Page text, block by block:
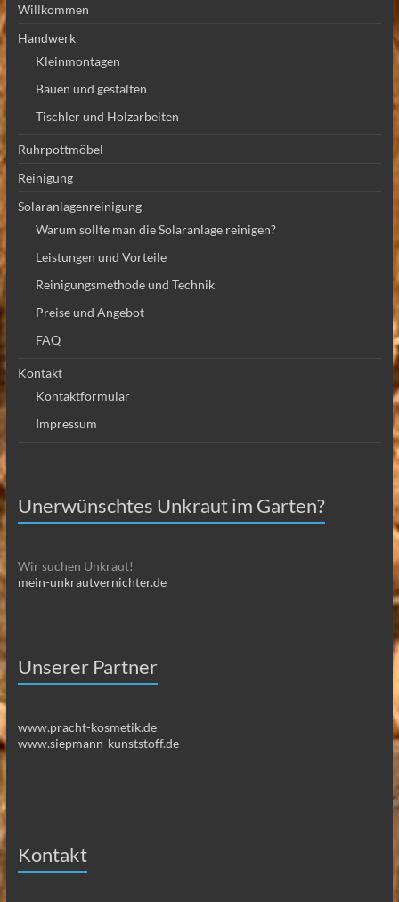
Willkommen
Handwerk
Kleinmontagen
Bauen und gestalten
Tischler und Holzarbeiten
Ruhrpottmöbel
Reinigung
Solaranlagenreinigung
Warum sollte man die Solaranlage reinigen?
Leistungen und Vorteile
Reinigungsmethode und Technik
Preise und Angebot
FAQ
Kontakt
Kontaktformular
Impressum
Unerwünschtes Unkraut im Garten?
Wir suchen Unkraut!
mein-unkrautvernichter.de
Unserer Partner
www.pracht-kosmetik.de
www.siepmann-kunststoff.de
Kontakt